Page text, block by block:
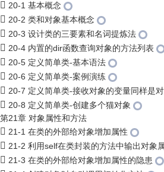
20-1 基本概念
20-2 类和对象基本概念
20-3 设计类的三要素和名词提炼法
20-4 内置的dir函数查询对象的方法列表
20-5 定义简单类-基本语法
20-6 定义简单类-案例演练
20-7 定义简单类-接收对象的变量同样是对
20-8 定义简单类-创建多个猫对象
第21章 对象属性和方法
21-1 在类的外部给对象增加属性
21-2 利用self在类封装的方法中输出对象
21-3 在类的外部给对象增加属性的隐患